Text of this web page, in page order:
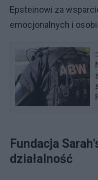
Epsteinowi za
emocjonalnych i
Fundacja
działalność